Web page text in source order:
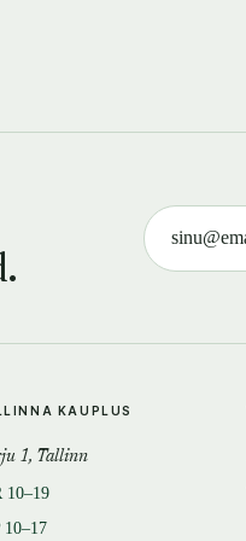
KAUPLUS
1, Tallinn
10–19
10–17